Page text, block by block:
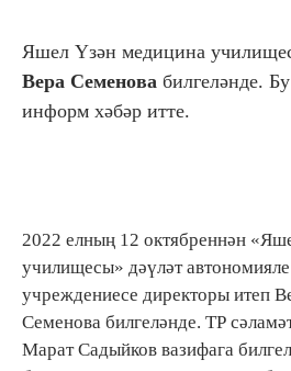
Яшел Үзән медицина
Вера Семенова билгеләнде.
информ хәбәр итте.
2022 елның 12 октябреннән
училищесы» дәүләт
учреждениесе директоры итеп
Семенова билгеләнде. ТР
Марат Садыйков вазифага